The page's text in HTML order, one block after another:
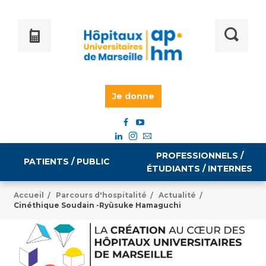
Je donne
PATIENTS / PUBLIC
Accès à votre dossier médical
PROFESSIONNELS /
ÉTUDIANTS / INTERNES
Emploi / formation
Accueil / Parcours d'hospitalité / Actualité /
Cinéthique Soudain -Ryüsuke Hamaguchi